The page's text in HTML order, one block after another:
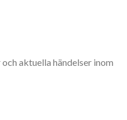
aktuella händelser inom